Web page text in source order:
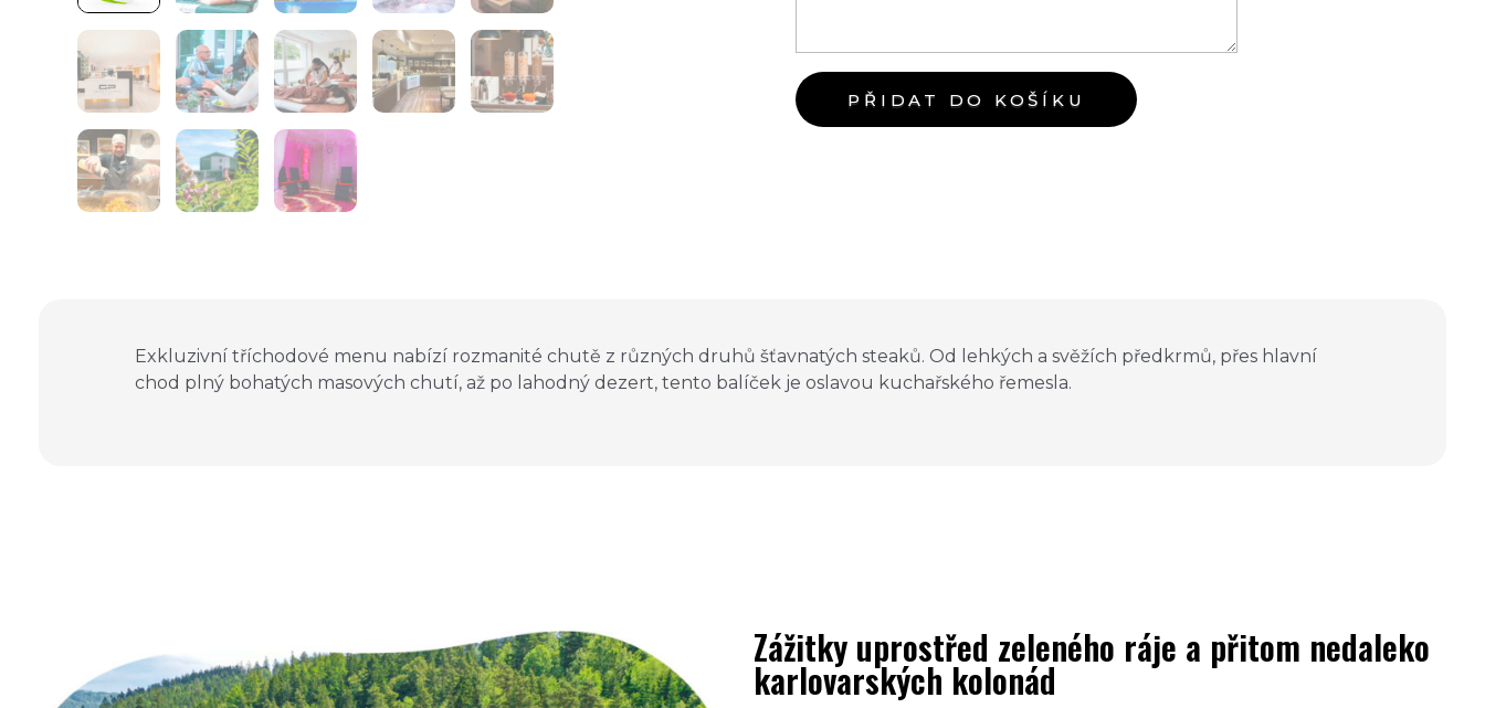
PŘIDAT DO KOŠÍKU
Exkluzivní tříchodové menu nabízí rozmanité chutě z různých druhů šťavnatých steaků. Od lehkých a svěžích předkrmů, přes hlavní
chod plný bohatých masových chutí, až po lahodný dezert, tento balíček je oslavou kuchařského řemesla.
Zážitky uprostřed zeleného ráje a přitom nedaleko
karlovarských kolonád